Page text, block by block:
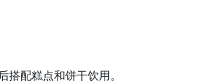
搭配糕点和饼干饮用。